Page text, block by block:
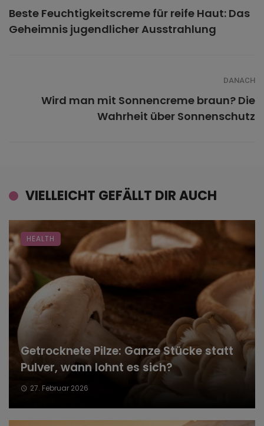
Beste Feuchtigkeitscreme für reife Haut: Das
Geheimnis jugendlicher Ausstrahlung
DANACH
Wird man mit Sonnencreme braun? Die
Wahrheit über Sonnenschutz
VIELLEICHT GEFÄLLT DIR AUCH
Getrocknete Pilze: Ganze Stücke statt
Pulver, wann lohnt es sich?
27. Februar 2026
HEALTH